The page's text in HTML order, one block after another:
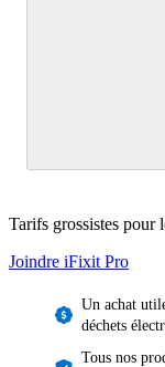
Tarifs grossistes pour
Joindre iFixit Pro
Un achat
déchets
Tous nos